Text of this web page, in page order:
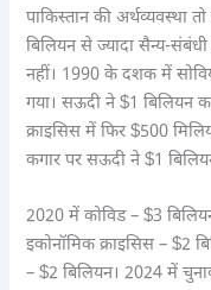
पाकिस्तान की अर्थव्यवस्था
बिलियन से ज्यादा सैन्य-
नहीं। 1990 के दशक में
गया। सऊदी ने $1 बिलियन
क्राइसिस में फिर $500
कगार पर सऊदी ने $1
2020 में कोविड – $3
इकोनॉमिक क्राइसिस – $2
– $2 बिलियन। 2024 में